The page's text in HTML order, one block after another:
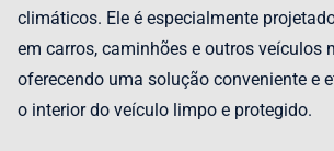
climáticos. Ele é especialmente
em carros, caminhões e outros veículos
oferecendo uma solução conveniente e
o interior do veículo limpo e protegido.